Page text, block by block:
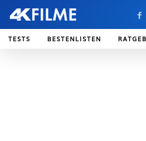
TESTS BESTENLISTEN